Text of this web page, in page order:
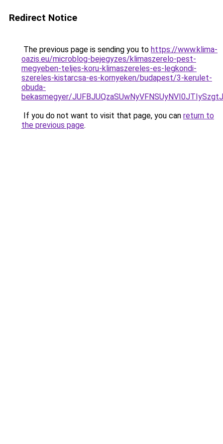
Redirect Notice
The previous page is sending you to https://www.klima-
oazis.eu/microblog-bejegyzes/klimaszerelo-pest-
megyeben-teljes-koru-klimaszereles-es-legkondi-
szereles-kistarcsa-es-kornyeken/budapest/3-kerulet-
obuda-
bekasmegyer/
If you do not want to visit that page, you can return to
the previous page.